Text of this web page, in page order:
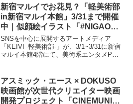
ミ）とハウン（チョン・ソニ）は、小学
生からの大親友。絵を描...
新宿マルイでお花見？「軽美術部
in新宿マルイ本館」3/31まで開催
中｜似顔絵イラスト「#NIGAOE
TOKYO」も開催中
SNSを中心に展開するアートメディア
「KEIVI -軽美術部-」が、3/1~3/31に新宿
マルイ本館4階にて、美術系エンタメPOP
美術室の桜ビジュアルアート...
アスミック・エース × DOKUSO
映画館が次世代クリエイター映画
開発プロジェクト「CINEMUNI」